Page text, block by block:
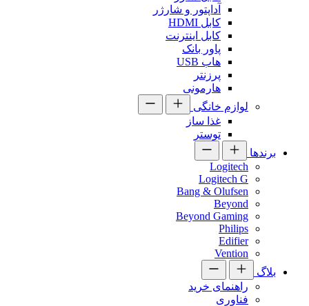
آداپتور و شارژر
کابل HDMI
کابل اینترنت
پاور بانک
هاب USB
پرزنتر
هارمونی
لوازم خانگی
غذا ساز
توستر
برندها
Logitech
Logitech G
Bang & Olufsen
Beyond
Beyond Gaming
Philips
Edifier
Vention
بلاگ
راهنمای خرید
فناوری